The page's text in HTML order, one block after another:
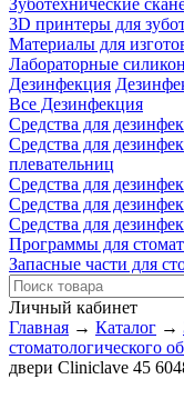
Зуботехнические
3D принтеры для
Материалы для
Лабораторные
Дезинфекция
Все Дезинфекция
Средства для
Средства для
плевательниц
Средства для
Средства для
Средства для
Программы для
Запасные части для
Личный кабинет
Главная → Каталог →
стоматологического
двери Cliniclave 45